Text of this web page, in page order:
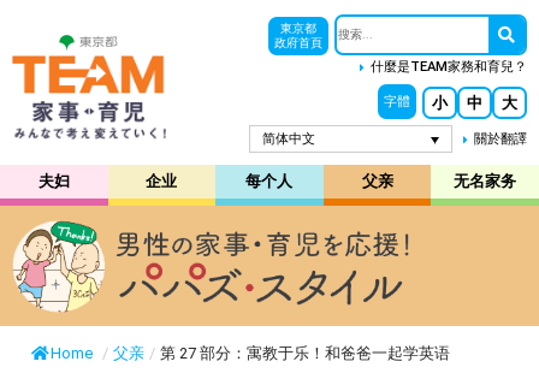
東京都
政府首頁
什麼是TEAM家務和育兒？
字體 小 中 大
简体中文 關於翻譯
夫妇 企业 每个人 父亲 无名家务
Home / 父亲 / 第 27 部分：寓教于乐！和爸爸一起学英语